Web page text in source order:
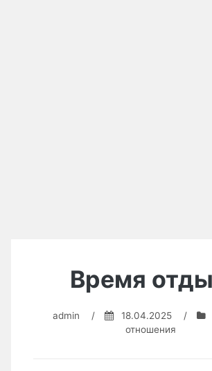
Время
admin / 18.04.2025 /
отношения